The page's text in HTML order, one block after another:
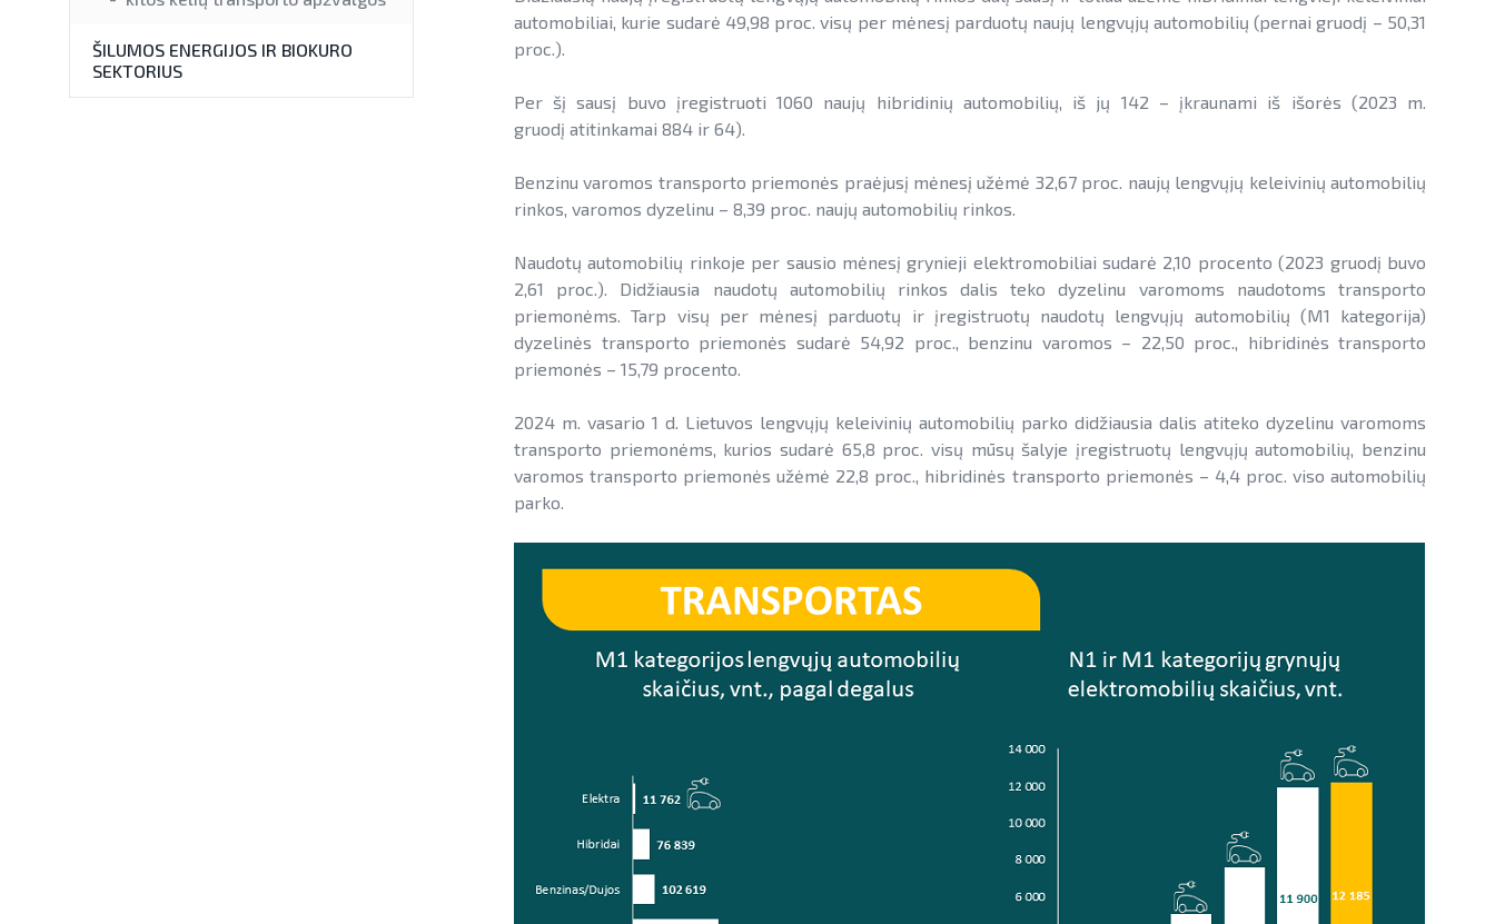
ŠILUMOS ENERGIJOS IR BIOKURO
SEKTORIUS
automobiliai, kurie sudarė 49,98 proc. visų per mėnesį parduotų naujų lengvųjų automobilių (pernai gruodį – 50,31
proc.).
Per šį sausį buvo įregistruoti 1060 naujų hibridinių automobilių, iš jų 142 – įkraunami iš išorės (2023 m.
gruodį atitinkamai 884 ir 64).
Benzinu varomos transporto priemonės praėjusį mėnesį užėmė 32,67 proc. naujų lengvųjų keleivinių automobilių
rinkos, varomos dyzelinu – 8,39 proc. naujų automobilių rinkos.
Naudotų automobilių rinkoje per sausio mėnesį grynieji elektromobiliai sudarė 2,10 procento (2023 gruodį buvo
2,61 proc.). Didžiausia naudotų automobilių rinkos dalis teko dyzelinu varomoms naudotoms transporto
priemonėms. Tarp visų per mėnesį parduotų ir įregistruotų naudotų lengvųjų automobilių (M1 kategorija)
dyzelinės transporto priemonės sudarė 54,92 proc., benzinu varomos – 22,50 proc., hibridinės transporto
priemonės – 15,79 procento.
2024 m. vasario 1 d. Lietuvos lengvųjų keleivinių automobilių parko didžiausia dalis atiteko dyzelinu varomoms
transporto priemonėms, kurios sudarė 65,8 proc. visų mūsų šalyje įregistruotų lengvųjų automobilių, benzinu
varomos transporto priemonės užėmė 22,8 proc., hibridinės transporto priemonės – 4,4 proc. viso automobilių
parko.